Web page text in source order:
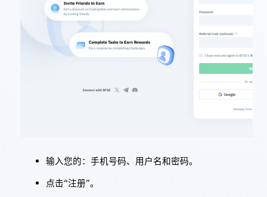
输入您的：手机号码、用户名和密码。
点击“注册”。